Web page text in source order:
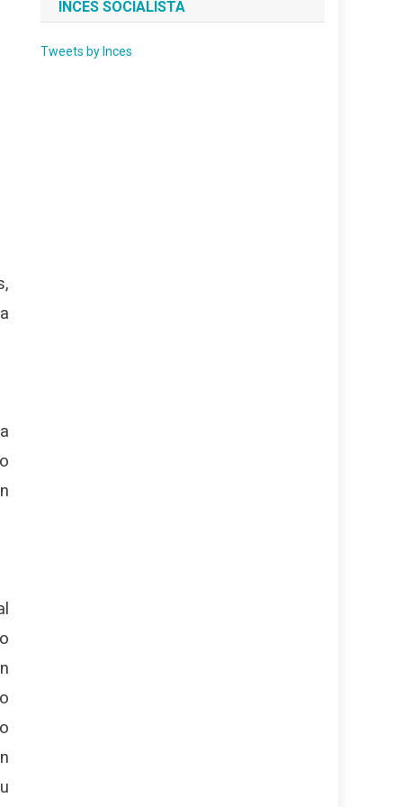
INCES SOCIALISTA
Tweets by Inces